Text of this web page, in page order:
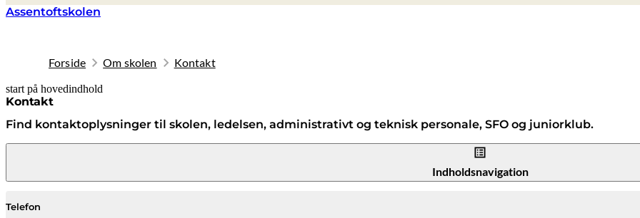
Assentoftskolen
Forside Om skolen Kontakt
start på hovedindhold
Kontakt
Find kontaktoplysninger til skolen, ledelsen, administrativt og teknisk personale, SFO og juniorklub.
senest opdateret 2. marts 2026
Indholdsnavigation
Telefon